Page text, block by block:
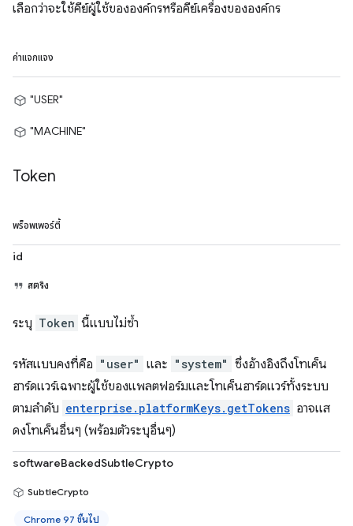
เลือกว่าจะใช้คีย์ผู้ใช้ขององค์กรหรือคีย์เครื่องขององค์กร
ค่าแจกแจง
"USER"
"MACHINE"
Token
พร็อพเพอร์ตี้
id
สตริง
ระบุ Token นี้แบบไม่ซ้ำ
รหัสแบบคงที่คือ "user" และ "system" ซึ่งอ้างอิงถึงโทเค็น
ฮาร์ดแวร์เฉพาะผู้ใช้ของแพลตฟอร์มและโทเค็นฮาร์ดแวร์ทั้งระบบ
ตามลำดับ enterprise.platformKeys.getTokens อาจแส
ดงโทเค็นอื่นๆ (พร้อมตัวระบุอื่นๆ)
softwareBackedSubtleCrypto
SubtleCrypto
Chrome 97 ขึ้นไป